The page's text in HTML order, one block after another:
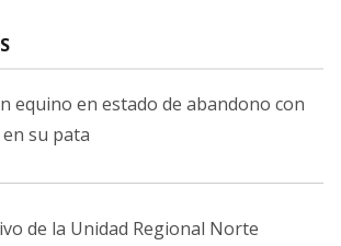
equino en estado de abandono con
su pata
de la Unidad Regional Norte